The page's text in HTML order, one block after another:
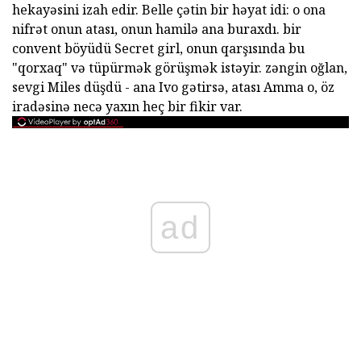
hekayəsini izah edir. Belle çətin bir həyat idi: o ona
nifrət onun atası, onun hamilə ana buraxdı. bir
convent böyüdü Secret girl, onun qarşısında bu
"qorxaq" və tüpürmək görüşmək istəyir. zəngin oğlan,
sevgi Miles düşdü - ana Ivo gətirsə, atası Amma o, öz
iradəsinə necə yaxın heç bir fikir var.
ad